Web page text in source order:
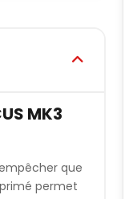
MK3
que
permet